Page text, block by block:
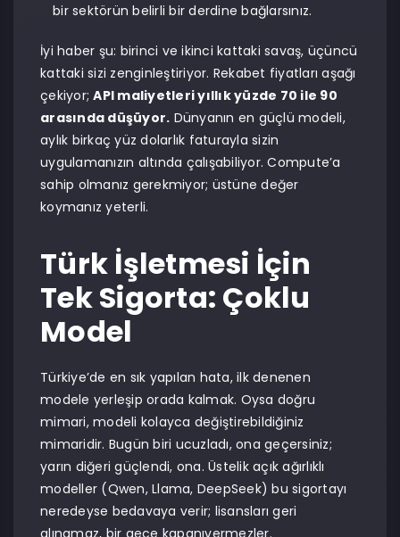
bir sektörün belirli bir derdine bağlarsınız.
İyi haber şu: birinci ve ikinci kattaki savaş, üçüncü
kattaki sizi zenginleştiriyor. Rekabet fiyatları aşağı
çekiyor;API maliyetleri yıllık yüzde 70 ile 90
arasında düşüyor. Dünyanın en güçlü modeli,
aylık birkaç yüz dolarlık faturayla sizin
uygulamanızın altında çalışabiliyor. Compute’a
sahip olmanız gerekmiyor; üstüne değer
koymanız yeterli.
Türk İşletmesi İçin
Tek Sigorta: Çoklu
Model
Türkiye’de en sık yapılan hata, ilk denenen
modele yerleşip orada kalmak. Oysa doğru
mimari, modeli kolayca değiştirebildiğiniz
mimaridir. Bugün biri ucuzladı, ona geçersiniz;
yarın diğeri güçlendi, ona. Üstelik açık ağırlıklı
modeller (Qwen, Llama, DeepSeek) bu sigortayı
neredeyse bedavaya verir; lisansları geri
alınamaz, bir gece kapanıvermezler.